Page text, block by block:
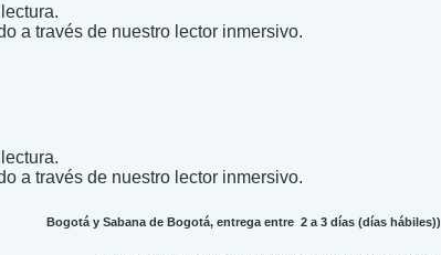
a través de nuestro lector inmersivo.
a través de nuestro lector inmersivo.
Bogotá y Sabana de Bogotá, entrega entre 2 a 3 días (días hábiles))